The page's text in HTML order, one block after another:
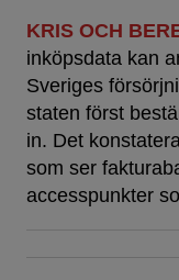
KRIS OCH
inköpsdata kan
Sveriges
staten först
in. Det
som ser
accesspunkter